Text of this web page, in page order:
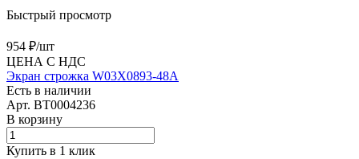
Быстрый просмотр
954 ₽/шт
ЦЕНА С НДС
Экран строжка W03X0893-48A
Есть в наличии
Арт. BT0004236
В корзину
Купить в 1 клик